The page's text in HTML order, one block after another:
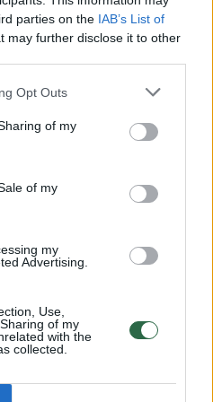
parties on the IAB’s List of
may further disclose it to other
Opt Outs
of my
of my
my
Advertising.
Use,
of my
with the
collected.
00:00:57
karštas: temperatūra kils iki
Vakarinis aplinkkelis:
00:15:54
bandymu įsitvirtinti